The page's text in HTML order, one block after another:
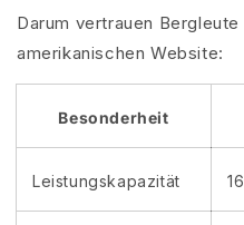
Darum vertrauen
amerikanischen Website:
Besonderheit
Leistungskapazität